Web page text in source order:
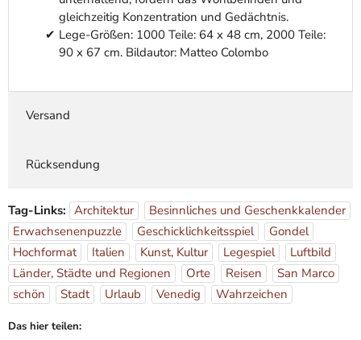
gleichzeitig Konzentration und Gedächtnis.
Lege-Größen: 1000 Teile: 64 x 48 cm, 2000 Teile:
90 x 67 cm. Bildautor: Matteo Colombo
Versand
Rücksendung
Tag-Links: Architektur
Besinnliches und Geschenkkalender
Erwachsenenpuzzle
Geschicklichkeitsspiel
Gondel
Hochformat
Italien Kunst, Kultur Legespiel
Luftbild
Länder, Städte und Regionen
Orte Reisen
San Marco
schön
Stadt Urlaub Venedig Wahrzeichen
Das hier teilen: